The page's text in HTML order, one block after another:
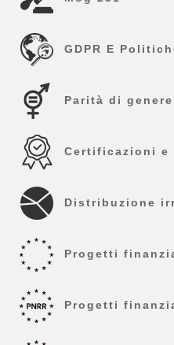
GDPR E
Parità di genere
Certificazioni e
Distribuzione
Progetti
Progetti